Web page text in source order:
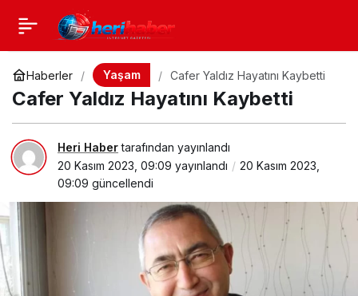
Haberler Yaşam Cafer Yaldız Hayatını Kaybetti
Cafer Yaldız Hayatını Kaybetti
Heri Habertarafından yayınlandı
20 Kasım 2023, 09:09 yayınlandı
20 Kasım 2023,
09:09 güncellendi